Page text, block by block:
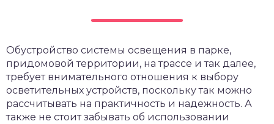
Обустройство системы освещения в парке,
придомовой территории, на трассе и так далее,
требует внимательного отношения к выбору
осветительных устройств, поскольку так можно
рассчитывать на практичность и надежность. А
также не стоит забывать об использовании